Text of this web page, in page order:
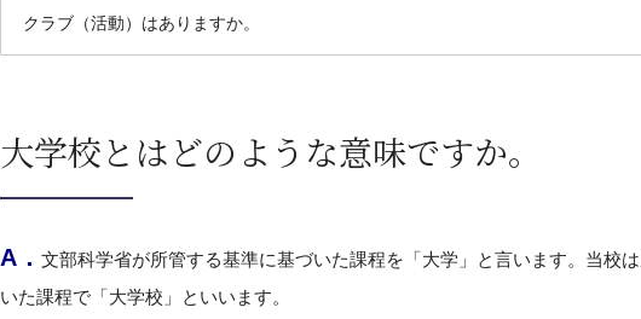
クラブ（活動）はありますか。
大学校とはどのような意味ですか。
A． 文部科学省が所管する基準に基づいた課程を「大学」と言います。当校
いた課程で「大学校」といいます。